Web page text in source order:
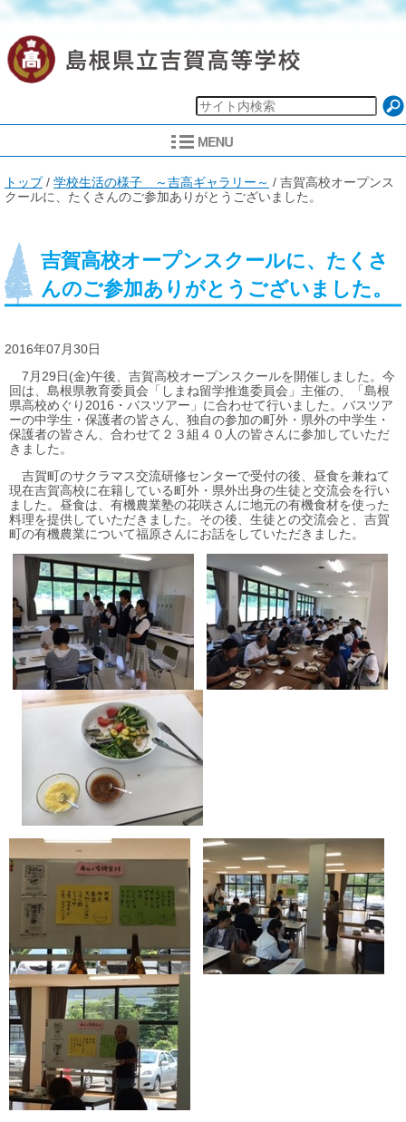
現
在
置：
トップ/ 学校生活の様子 ～吉高ギャラリー～ / 吉賀高校オープンス
クールに、たくさんのご参加ありがとうございました。
吉賀高校オープンスクールに、たくさ
んのご参加ありがとうございました。
2016年07月30日
7月29日(金)午後、吉賀高校オープンスクールを開催しました。今
回は、島根県教育委員会「しまね留学推進委員会」主催の、「島根
県高校めぐり2016・バスツアー」に合わせて行いました。バスツア
ーの中学生・保護者の皆さん、独自の参加の町外・県外の中学生・
保護者の皆さん、合わせて２３組４０人の皆さんに参加していただ
きました。
吉賀町のサクラマス交流研修センターで受付の後、昼食を兼ねて
現在吉賀高校に在籍している町外・県外出身の生徒と交流会を行い
ました。昼食は、有機農業塾の花咲さんに地元の有機食材を使った
料理を提供していただきました。その後、生徒との交流会と、吉賀
町の有機農業について福原さんにお話をしていただきました。